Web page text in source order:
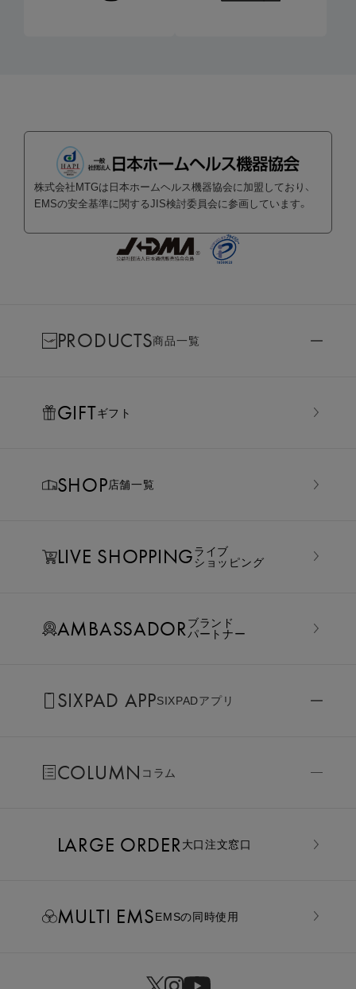
株式会社MTGは日本ホームヘルス機器協会に加盟しており、
EMSの安全基準に関するJIS検討委員会に参画しています。
PRODUCTS商品一覧
GIFTギフト
SHOP店舗一覧
LIVE SHOPPINGライブ
ショッピング
AMBASSADORブランド
パートナー
SIXPAD APPSIXPADアプリ
COLUMN コラム
LARGE ORDER⼤⼝注⽂窓⼝
MULTI EMSEMSの同時使用